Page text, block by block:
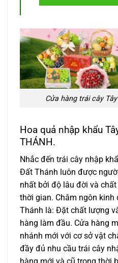
Cửa hàng trái cây
Hoa quả nhập khẩu
THÁNH.
Nhắc đến trái cây nhập
Đất Thánh luôn được
nhất bởi độ lâu đời và
thời gian. Châm ngôn
Thánh là: Đặt chất lượng
hàng làm đầu. Cửa hàng
nhánh mới với cơ sở vật
đầy đủ nhu cầu trái cây